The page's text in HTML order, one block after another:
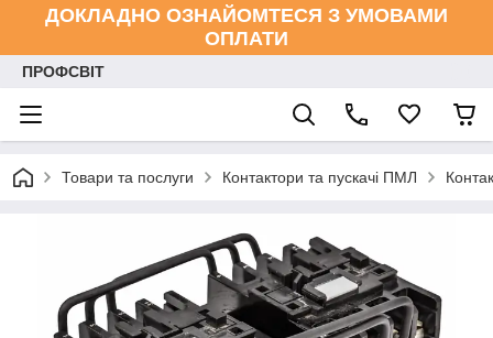
ДОКЛАДНО ОЗНАЙОМТЕСЯ З УМОВАМИ
ОПЛАТИ
ПРОФСВІТ
Товари та послуги Контактори та пускачі ПМЛ